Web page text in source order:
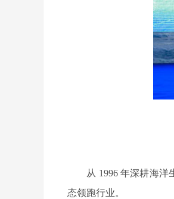
从 1996 年深耕海
态领跑行业。